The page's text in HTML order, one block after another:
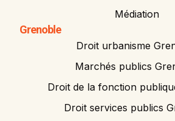
Médiation
Grenoble
Droit urbanisme
Marchés publics
Droit de la fonction
Droit services publics